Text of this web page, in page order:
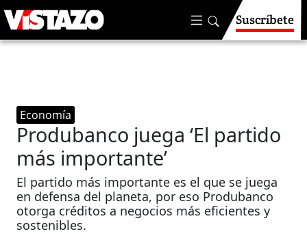
Suscríbete
Economía
Produbanco juega ‘El partido
más importante’
El partido más importante es el que se juega
en defensa del planeta, por eso Produbanco
otorga créditos a negocios más eficientes y
sostenibles.